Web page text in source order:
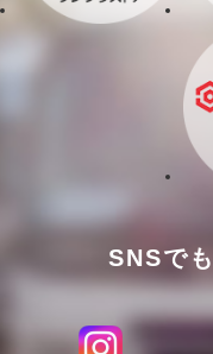
SNSで